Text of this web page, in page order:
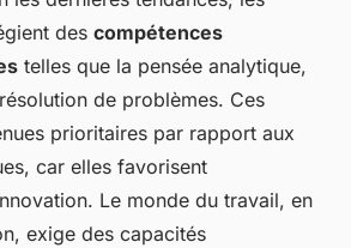
des compétences
telles que la pensée analytique,
de problèmes. Ces
prioritaires par rapport aux
car elles favorisent
Le monde du travail, en
exige des capacités